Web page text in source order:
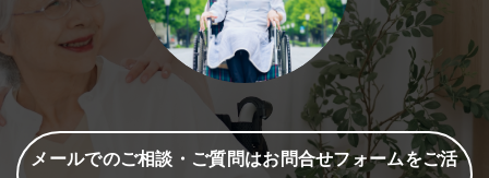
メールでのご相談・ご質問はお問合せフォームをご活